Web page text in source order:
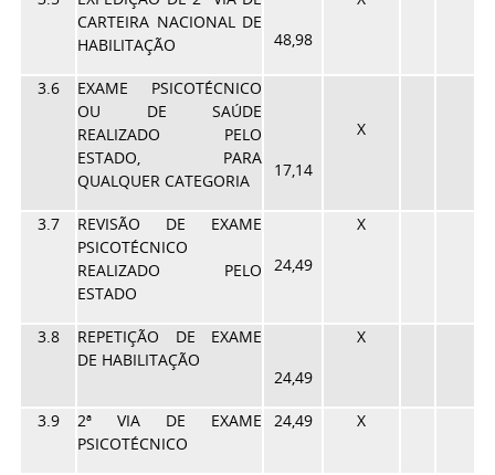
CARTEIRA NACIONAL DE
HABILITAÇÃO
48,98
3.6
EXAME PSICOTÉCNICO
OU DE SAÚDE
REALIZADO PELO
ESTADO, PARA
QUALQUER CATEGORIA
17,14
X
3.7
REVISÃO DE EXAME
PSICOTÉCNICO
REALIZADO PELO
ESTADO
24,49
X
3.8
REPETIÇÃO DE EXAME
DE HABILITAÇÃO
24,49
X
3.9
2ª VIA DE EXAME
PSICOTÉCNICO
24,49 X